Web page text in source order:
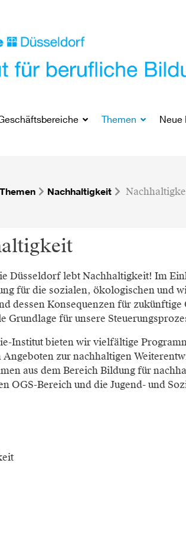
Themen Neue
Themen Nachhaltigkeit
Düsseldorf lebt Nachhaltigkeit! Im
für die sozialen, ökologischen und
dessen Konsequenzen für
Grundlage für unsere
Institut bieten wir vielfältige
Angeboten zur nachhaltigen
aus dem Bereich Bildung für
OGS-Bereich und die Jugend- und